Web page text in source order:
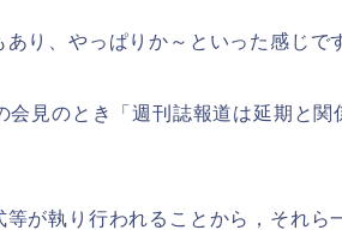
り、やっぱりか～といった感じで
会見のとき「週刊誌報道は延期と関
等が執り行われることから，それ